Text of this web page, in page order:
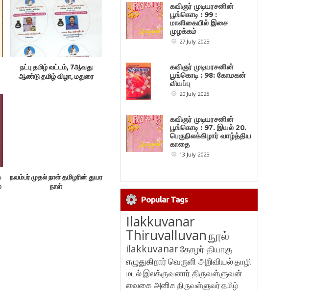
நட்பு தமிழ் வட்டம், 7ஆவது
ஆண்டு தமிழ் விழா, மதுரை
நவம்பர் முதல் நாள் தமிழரின் துயர
நாள்
கவிஞர் முடியரசனின்
பூங்கொடி : 99 :
மாளிகையில் இசை
முழக்கம்
27 July 2025
கவிஞர் முடியரசனின்
பூங்கொடி : 98: கோமகன்
வியப்பு
20 July 2025
கவிஞர் முடியரசனின்
பூங்கொடி : 97. இயல் 20.
பெருநிலக்கிழார் வாழ்த்திய
காதை
13 July 2025
Popular Tags
Ilakkuvanar
Thiruvalluvanநூல்
ilakkuvanarதோழர் தியாகு
எழுதுகிறார்வெருளி அறிவியல்தாழி
மடல்இலக்குவனார் திருவள்ளுவன்
வைகை அனிசுதிருவள்ளுவர்தமிழ்